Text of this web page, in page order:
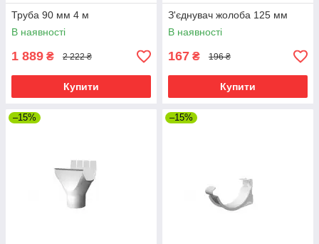
Труба 90 мм 4 м
В наявності
1 889 ₴ 2 222 ₴
Купити
З'єднувач жолоба 125 мм
В наявності
167 ₴ 196 ₴
Купити
–15% –15%